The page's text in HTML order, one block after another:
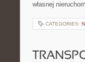
własnej
CATEGORIES: